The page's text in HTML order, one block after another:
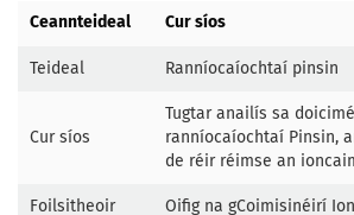
Ceannteideal Cur síos
Teideal Ranníocaíochtaí pinsin
Cur síos
Tugtar anailís sa
ranníocaíochtaí Pinsin,
de réir réimse an
Foilsitheoir Oifig na gCoimisinéirí